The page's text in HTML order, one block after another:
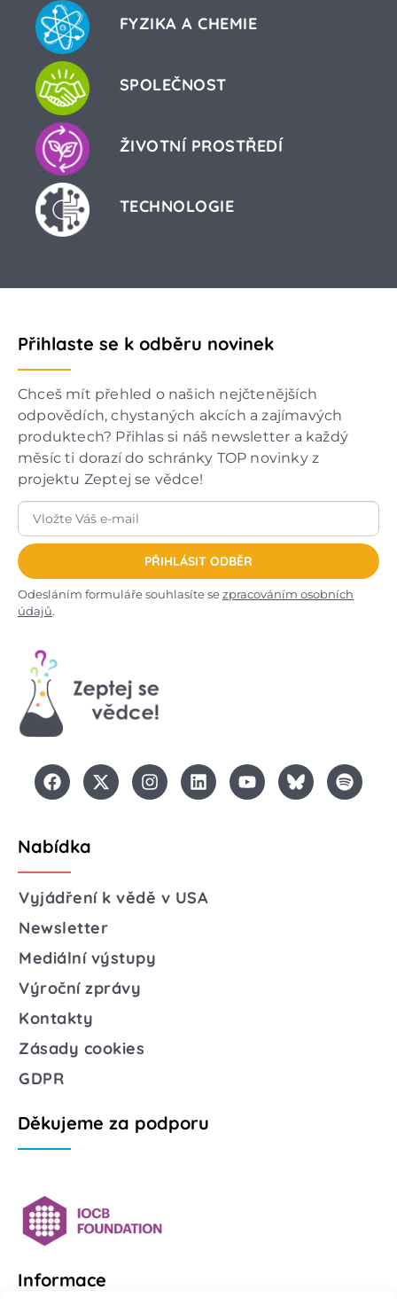
FYZIKA A CHEMIE
SPOLEČNOST
ŽIVOTNÍ PROSTŘEDÍ
TECHNOLOGIE
Přihlaste se k odběru novinek
Chceš mít přehled o našich nejčtenějších
odpovědích, chystaných akcích a zajímavých
produktech? Přihlas si náš newsletter a každý
měsíc ti dorazí do schránky TOP novinky z
projektu Zeptej se vědce!
PŘIHLÁSIT ODBĚR
Odesláním formuláře souhlasíte sezpracováním osobních
údajů.
Nabídka
Vyjádření k vědě v USA
Newsletter
Mediální výstupy
Výroční zprávy
Kontakty
Zásady cookies
GDPR
Děkujeme za podporu
Informace